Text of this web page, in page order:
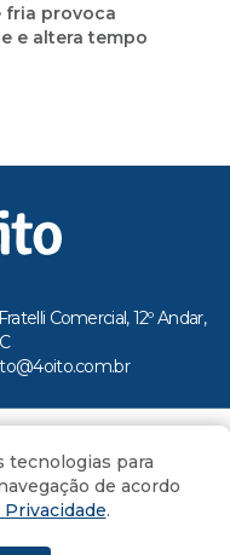
fria provoca
e altera tempo
Comercial, 12º Andar,
ao Portal 4oito
tecnologias para
de acordo
.